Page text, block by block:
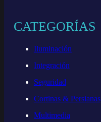
CATEGORÍAS
Iluminación
Integración
Seguridad
Cortinas & Persianas
Multimedia